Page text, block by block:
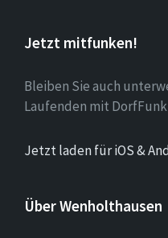
Jetzt mitfunken!
Bleiben Sie auch
Laufenden mit
Jetzt laden für iOS &
Über Wenholthausen